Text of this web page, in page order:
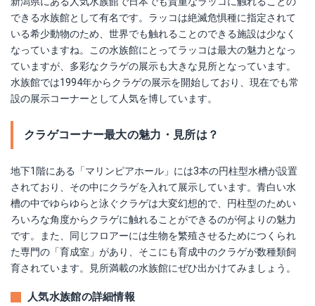
できる水族館として有名です。ラッコは絶滅危惧種に指定されて
いる希少動物のため、世界でも触れることのできる施設は少なく
なっていますね。この水族館にとってラッコは最大の魅力となっ
ていますが、多彩なクラゲの展示も大きな見所となっています。
水族館では1994年からクラゲの展示を開始しており、現在でも常
設の展示コーナーとして人気を博しています。
クラゲコーナー最大の魅力・見所は？
地下1階にある「マリンピアホール」には3本の円柱型水槽が設置
されており、その中にクラゲを入れて展示しています。青白い水
槽の中でゆらゆらと泳ぐクラゲは大変幻想的で、円柱型のためい
ろいろな角度からクラゲに触れることができるのが何よりの魅力
です。また、同じフロアーには生物を繁殖させるためにつくられ
た専門の「育成室」があり、そこにも育成中のクラゲが数種類飼
育されています。見所満載の水族館にぜひ出かけてみましょう。
人気水族館の詳細情報